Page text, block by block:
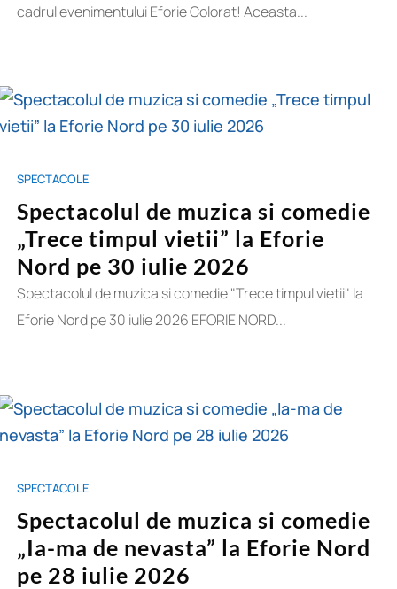
cadrul evenimentului Eforie Colorat! Aceasta...
Spectacolul de muzica si comedie
„Trece timpul vietii” la Eforie
Nord pe 30 iulie 2026
SPECTACOLE
Spectacolul de muzica si comedie "Trece timpul vietii" la
Eforie Nord pe 30 iulie 2026 EFORIE NORD...
Spectacolul de muzica si comedie
„Ia-ma de nevasta” la Eforie Nord
pe 28 iulie 2026
SPECTACOLE